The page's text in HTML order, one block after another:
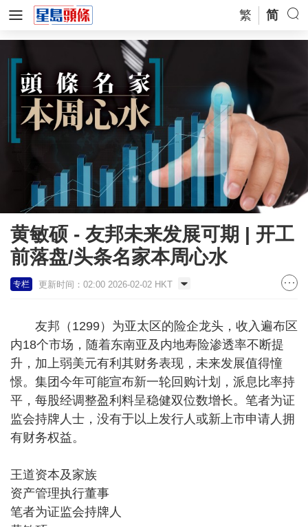
繁 简
黄敏硕 - 友邦未来发展可期 | 开工
前落盘/头条名家本周心水
专栏 更新时间：02:00 2026-02-02 HKT
友邦（1299）为亚太区的险企龙头，收入遍布区
内18个市场，随着东南亚及内地寿险渗透率不断提
升，加上弱美元有利其财务表现，未来发展值得憧
憬。集团今年可能宣布新一轮回购计划，派息比率持
平，每股经调整盈利料呈稳健双位数增长。笔者为证
监会持牌人士，没有于以上发行人或新上市申请人拥
有财务权益。
王道资本及家族
资产管理执行董事
笔者为证监会持牌人